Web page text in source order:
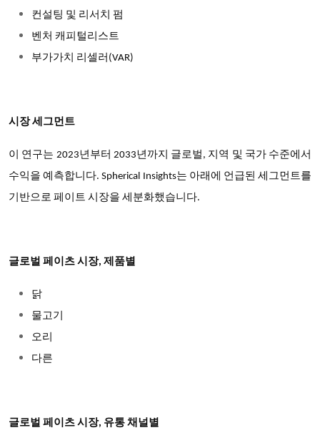
컨설팅 및 리서치 펌
벤처 캐피털리스트
부가가치 리셀러(VAR)
시장 세그먼트
이 연구는 2023년부터 2033년까지 글로벌, 지역 및 국가 수준에서
수익을 예측합니다. Spherical Insights는 아래에 언급된 세그먼트를
기반으로 페이트 시장을 세분화했습니다.
글로벌 페이츠 시장, 제품별
닭
물고기
오리
다른
글로벌 페이츠 시장, 유통 채널별